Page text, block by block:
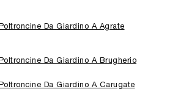
Da Giardino A Agrate
Da Giardino A Brugherio
Da Giardino A Carugate